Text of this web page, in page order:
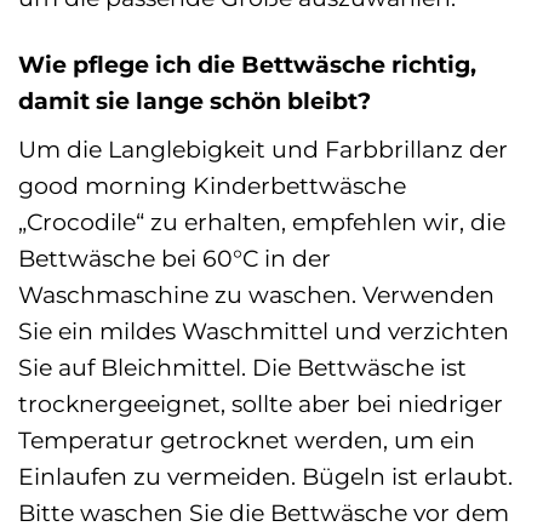
Wie pflege ich die Bettwäsche richtig,
damit sie lange schön bleibt?
Um die Langlebigkeit und Farbbrillanz der
good morning Kinderbettwäsche
„Crocodile“ zu erhalten, empfehlen wir, die
Bettwäsche bei 60°C in der
Waschmaschine zu waschen. Verwenden
Sie ein mildes Waschmittel und verzichten
Sie auf Bleichmittel. Die Bettwäsche ist
trocknergeeignet, sollte aber bei niedriger
Temperatur getrocknet werden, um ein
Einlaufen zu vermeiden. Bügeln ist erlaubt.
Bitte waschen Sie die Bettwäsche vor dem